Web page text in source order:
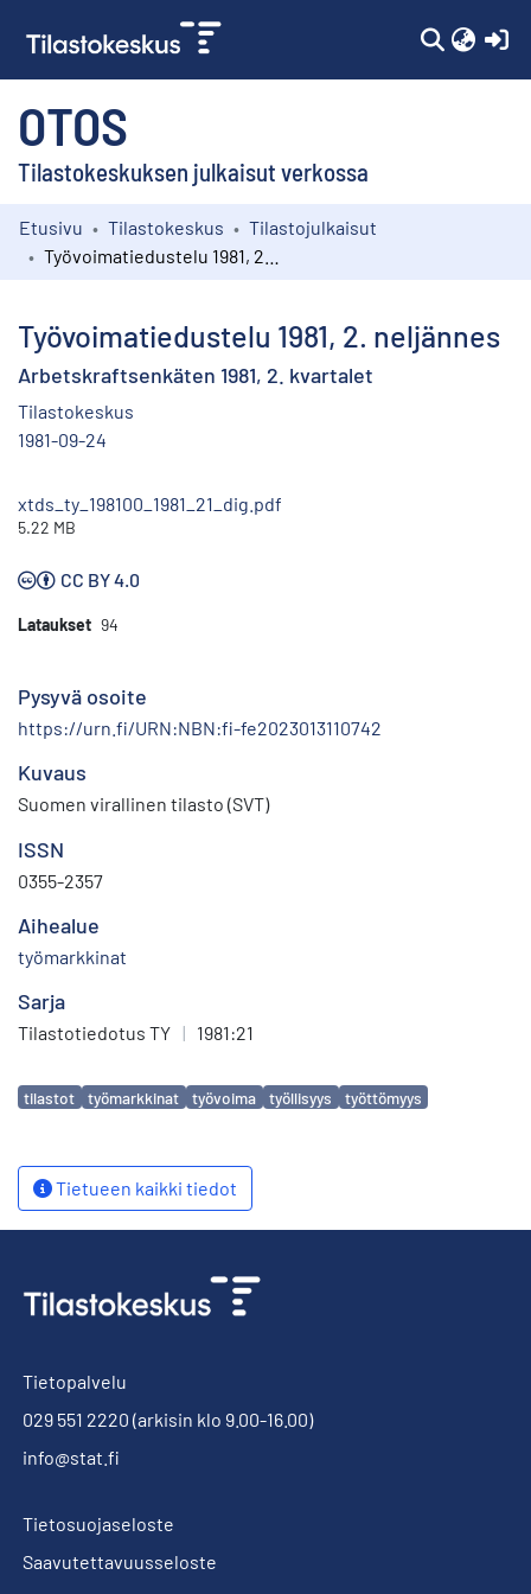
OTOS
Tilastokeskuksen julkaisut verkossa
Kokoelmat
Etusivu Tilastokeskus
Tilastojulkaisut
Työvoimatiedustelu 1981, 2. neljännes
Arbetskraftsenkäten 1981, 2. kvartalet
Tilastokeskus
1981-09-24
xtds_ty_198100_1981_21_dig.pdf
5.22 MB
CC BY 4.0
Lataukset 94
Pysyvä osoite
https://urn.fi/URN:NBN:fi-fe2023013110742
Kuvaus
Suomen virallinen tilasto (SVT)
ISSN
0355-2357
Aihealue
työmarkkinat
Sarja
Tilastotiedotus TY | 1981:21
Avainsanat
tilastot työmarkkinat työvoima työllisyys työttömyys
Tietueen kaikki tiedot
Tietopalvelu
029 551 2220 (arkisin klo 9.00-16.00)
info@stat.fi
Tietosuojaseloste
Saavutettavuusseloste